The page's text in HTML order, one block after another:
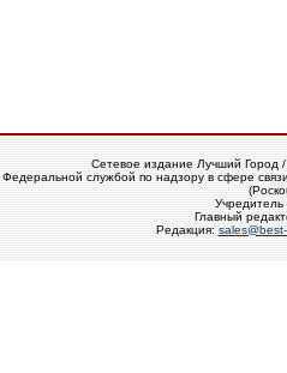
Сетевое издание Лучший Город /
службой по надзору в сфере
Главный
Редакция: